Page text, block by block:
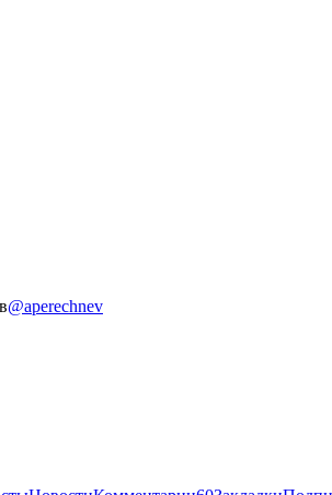
@aperechnev